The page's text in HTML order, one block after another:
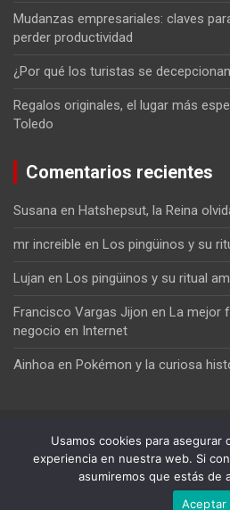
Mudanzas empresariales: claves
perder productividad
¿Por qué los turistas se
Regalos originales, el lugar más
Toledo
Comentarios recientes
Susana en Hatshepsut, la Reina
mr increible en Los pingüinos y su
Lujan en Los pingüinos y su ritual
Francisco Vargas Jijon en La mejor
negocio en Internet
Ainhoa en Pokémon y la curiosa
Copyright ©2026El
Usamos cookies para asegurar
experiencia en nuestra web. Si
asumiremos que estás de
Aceptar